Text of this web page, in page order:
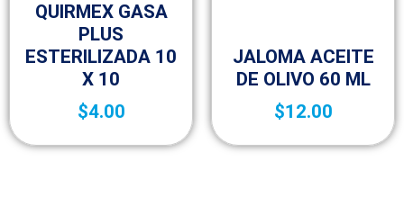
QUIRMEX GASA
PLUS
ESTERILIZADA 10
X 10
$4.00
JALOMA ACEITE
DE OLIVO 60 ML
$12.00